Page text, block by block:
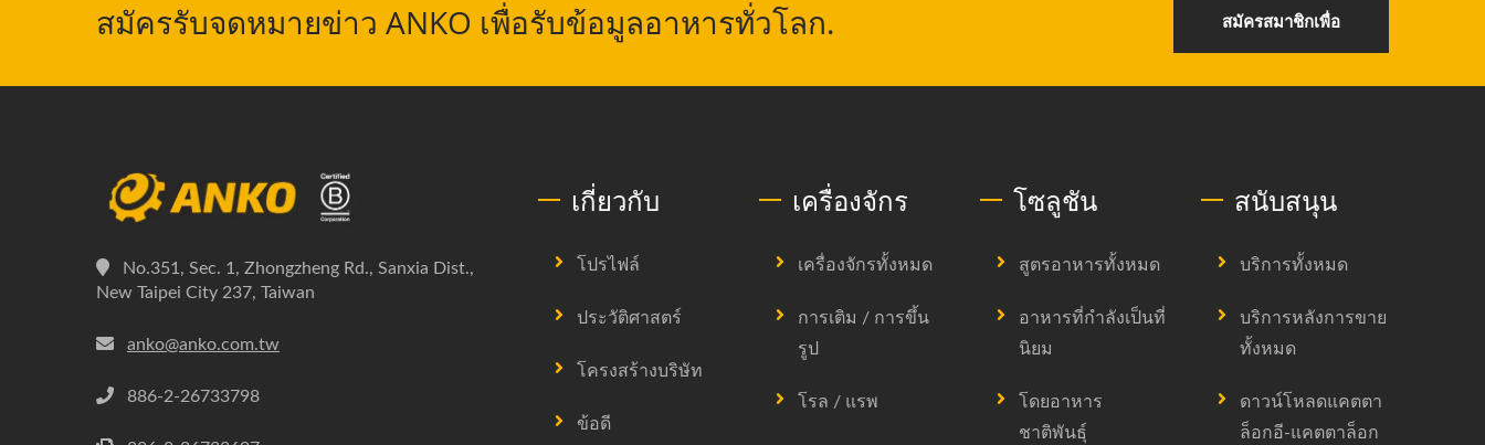
สมัครรับจดหมายข่าว ANKO เพื่อรับข้อมูลอาหารทั่วโลก. สมัครสมาชิกเพื่อ
No.351, Sec. 1, Zhongzheng Rd., Sanxia Dist.,
New Taipei City 237, Taiwan
anko@anko.com.tw
886-2-26733798
เกี่ยวกับ
โปรไฟล์
ประวัติศาสตร์
โครงสร้างบริษัท
ข้อดี
เครื่องจักร
เครื่องจักรทั้งหมด
การเติม / การขึ้น
รูป
โรล / แรพ
โซลูชัน
สูตรอาหารทั้งหมด
อาหารที่กำลังเป็นที่
นิยม
โดยอาหาร
ชาติพันธุ์
สนับสนุน
บริการทั้งหมด
บริการหลังการขาย
ทั้งหมด
ดาวน์โหลดแคตตา
ล็อกอี-แคตตาล็อก